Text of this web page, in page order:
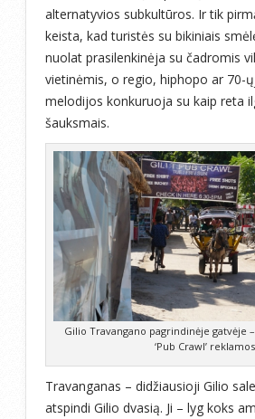
alternatyvios subkultūros. Ir tik
keista, kad turistės su bikiniais
nuolat prasilenkinėja su čadromis
vietinėmis, o regio, hiphopo ar 70-
melodijos konkuruoja su kaip reta
šauksmais.
Gilio Travangano pagrindinėje gatvėje
‘Pub Crawl’ reklamos
Travanganas – didžiausioji Gilio
atspindi Gilio dvasią. Ji – lyg koks